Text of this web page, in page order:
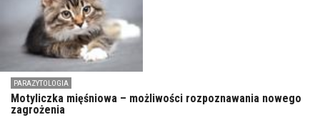
PARAZYTOLOGIA
Motyliczka mięśniowa – możliwości rozpoznawania nowego
zagrożenia